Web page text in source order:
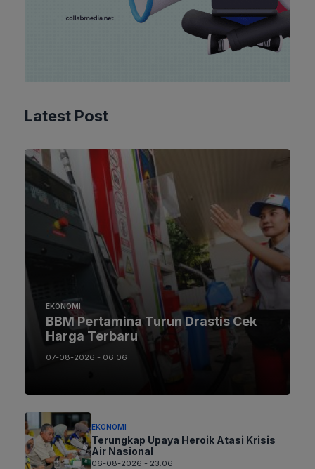
Latest Post
EKONOMI
BBM Pertamina Turun Drastis Cek
Harga Terbaru
07-08-2026 - 06.06
EKONOMI
Terungkap Upaya Heroik Atasi Krisis
Air Nasional
06-08-2026 - 23.06